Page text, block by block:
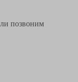
позвоним